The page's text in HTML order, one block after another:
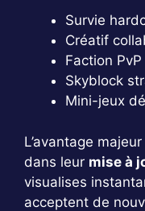
Survie
Créatif
Faction PvP
Skyblock
Mini-jeux
L’avantage
dans leur mise à
visualises
acceptent de